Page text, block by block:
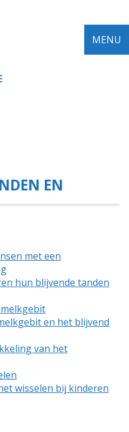
MENU
EN
met een
hun blijvende tanden
en het blijvend
van het
wisselen bij kinderen